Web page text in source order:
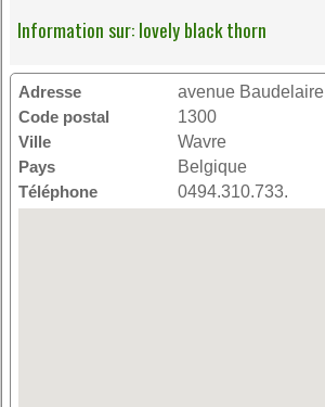
Information sur: lovely black thorn
Adresse
avenue Baudelaire
Code postal
1300
Ville
Wavre
Pays
Belgique
Téléphone
0494.310.733.